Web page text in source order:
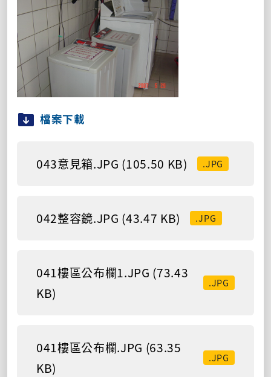
檔案下載
043意見箱.JPG (105.50 KB) .JPG
042整容鏡.JPG (43.47 KB) .JPG
041樓區公布欄1.JPG (73.43
KB)
.JPG
041樓區公布欄.JPG (63.35
KB)
.JPG